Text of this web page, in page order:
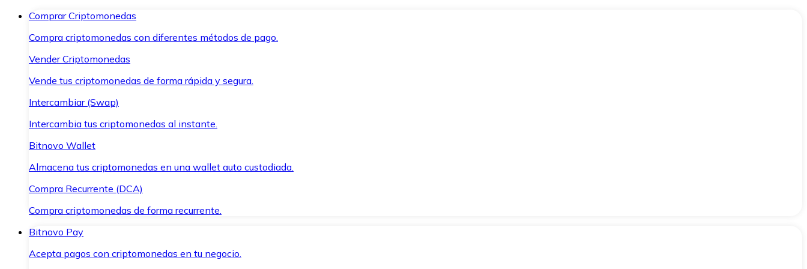
Comprar Criptomonedas
Compra criptomonedas con diferentes métodos de pago.
Vender Criptomonedas
Vende tus criptomonedas de forma rápida y segura.
Intercambiar (Swap)
Intercambia tus criptomonedas al instante.
Bitnovo Wallet
Almacena tus criptomonedas en una wallet auto custodiada.
Compra Recurrente (DCA)
Compra criptomonedas de forma recurrente.
Bitnovo Pay
Acepta pagos con criptomonedas en tu negocio.